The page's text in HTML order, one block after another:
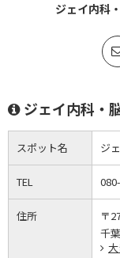
ジェイ内科
ジェイ内科・
スポット名 ジ
TEL
住所
〒
千